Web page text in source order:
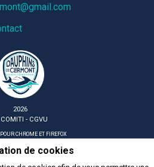
2026
- CGVU
CHROME ET FIREFOX
de cookies